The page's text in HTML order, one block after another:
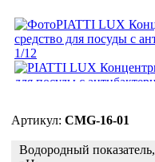
Артикул: CMG-16-01
Водородный показатель,